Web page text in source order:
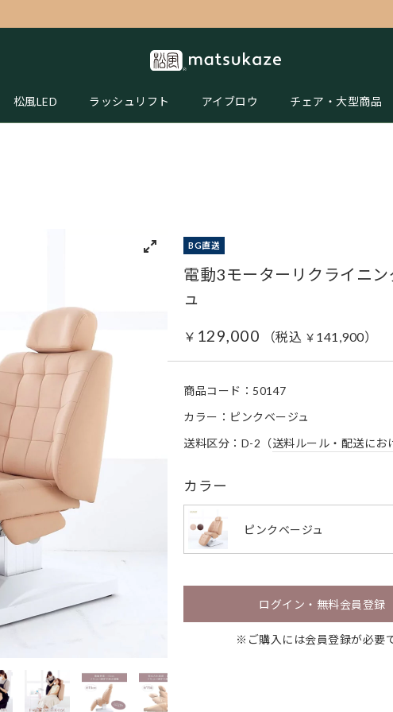
松風LED ラッシュリフト アイブロウ チェア・大型商品
BG直送
電動3モーターリクライニ
ュ
￥ 129,000 （税込 ￥ 141,900）
商品コード： 50147
カラー：ピンクベージュ
送料区分：D-2（送料ルール・配送にお
カラー
ピンクベージュ
ログイン・無料会員登録
※ご購入には会員登録が必要